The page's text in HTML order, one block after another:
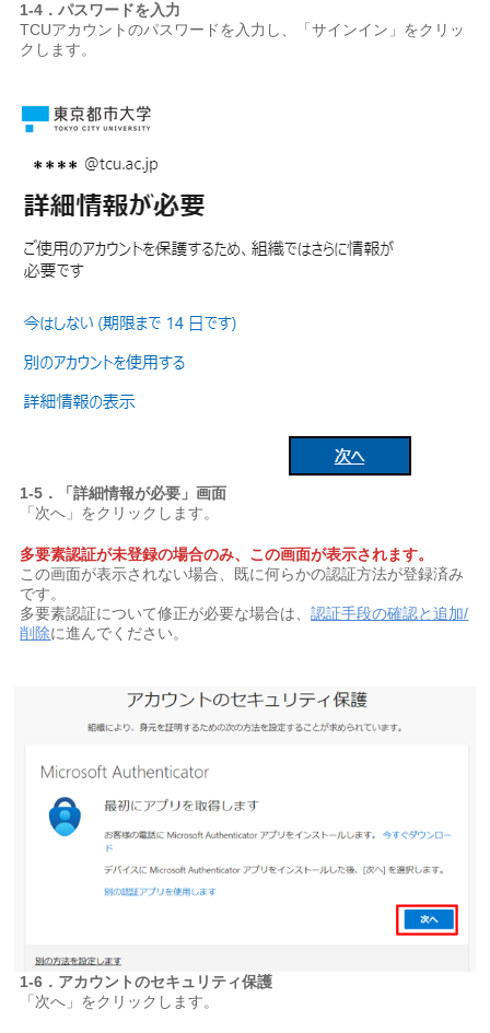
1-4．パスワードを入力
TCUアカウントのパスワードを入力し、「サインイン」をクリッ
クします。
1-5．「詳細情報が必要」画面
「次へ」をクリックします。
多要素認証が未登録の場合のみ、この画面が表示されます。
この画面が表示されない場合、既に何らかの認証方法が登録済み
です。
多要素認証について修正が必要な場合は、認証手段の確認と追加/
削除に進んでください。
1-6．アカウントのセキュリティ保護
「次へ」をクリックします。